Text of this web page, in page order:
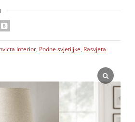
Interior, Podne svjetiljke, Rasvjeta